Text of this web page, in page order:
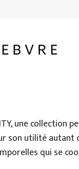
une collection
son utilité
qui se